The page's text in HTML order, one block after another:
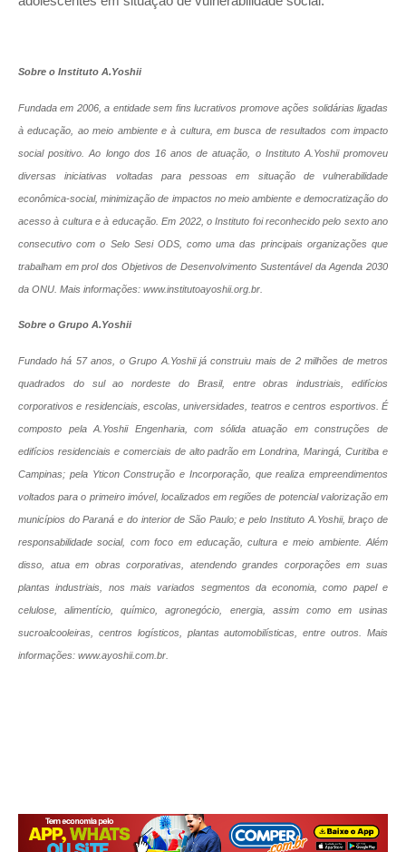
Sobre o Instituto A.Yoshii
Fundada em 2006, a entidade sem fins lucrativos promove ações solidárias ligadas
à educação, ao meio ambiente e à cultura, em busca de resultados com impacto
social positivo. Ao longo dos 16 anos de atuação, o Instituto A.Yoshii promoveu
diversas iniciativas voltadas para pessoas em situação de vulnerabilidade
econômica-social, minimização de impactos no meio ambiente e democratização do
acesso à cultura e à educação. Em 2022, o Instituto foi reconhecido pelo sexto ano
consecutivo com o Selo Sesi ODS, como uma das principais organizações que
trabalham em prol dos Objetivos de Desenvolvimento Sustentável da Agenda 2030
da ONU. Mais informações: www.institutoayoshii.org.br.
Sobre o Grupo A.Yoshii
Fundado há 57 anos, o Grupo A.Yoshii já construiu mais de 2 milhões de metros
quadrados do sul ao nordeste do Brasil, entre obras industriais, edifícios
corporativos e residenciais, escolas, universidades, teatros e centros esportivos. É
composto pela A.Yoshii Engenharia, com sólida atuação em construções de
edifícios residenciais e comerciais de alto padrão em Londrina, Maringá, Curitiba e
Campinas; pela Yticon Construção e Incorporação, que realiza empreendimentos
voltados para o primeiro imóvel, localizados em regiões de potencial valorização em
municípios do Paraná e do interior de São Paulo; e pelo Instituto A.Yoshii, braço de
responsabilidade social, com foco em educação, cultura e meio ambiente. Além
disso, atua em obras corporativas, atendendo grandes corporações em suas
plantas industriais, nos mais variados segmentos da economia, como papel e
celulose, alimentício, químico, agronegócio, energia, assim como em usinas
sucroalcooleiras, centros logísticos, plantas automobilísticas, entre outros. Mais
informações: www.ayoshii.com.br.